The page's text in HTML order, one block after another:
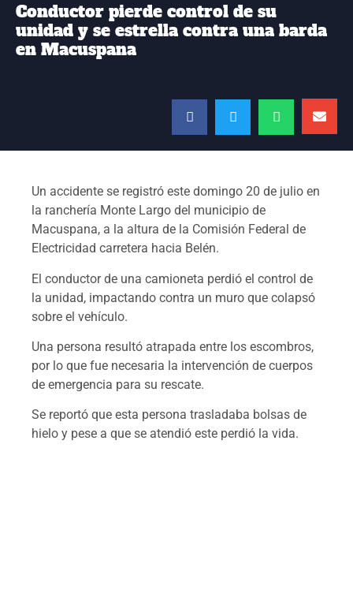
Conductor pierde control de su
unidad y se estrella contra una barda
en Macuspana
Un accidente se registró este domingo 20 de julio en
la ranchería Monte Largo del municipio de
Macuspana, a la altura de la Comisión Federal de
Electricidad carretera hacia Belén.
El conductor de una camioneta perdió el control de
la unidad, impactando contra un muro que colapsó
sobre el vehículo.
Una persona resultó atrapada entre los escombros,
por lo que fue necesaria la intervención de cuerpos
de emergencia para su rescate.
Se reportó que esta persona trasladaba bolsas de
hielo y pese a que se atendió este perdió la vida.